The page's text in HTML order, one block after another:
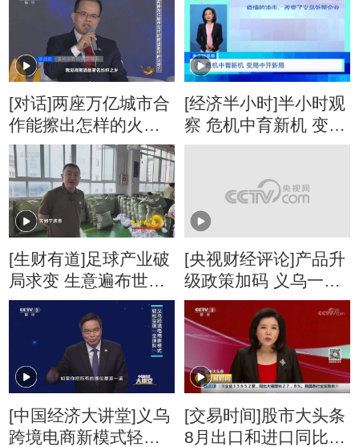
[对话]两座万亿城市合
作能擦出怎样的火
花？
[经济半小时]半小时观
察 危机中育新机 变局
中开新局
[生财有道]足球产业破
局求变 生意遍布世界
各地
[央视财经评论]产品升
级政策加码 义乌一季
度外贸增长11%
[中国经济大讲堂]义乌
跨境电商新模式轻松
[交易时间]股市大头条
8月出口和进口同比增